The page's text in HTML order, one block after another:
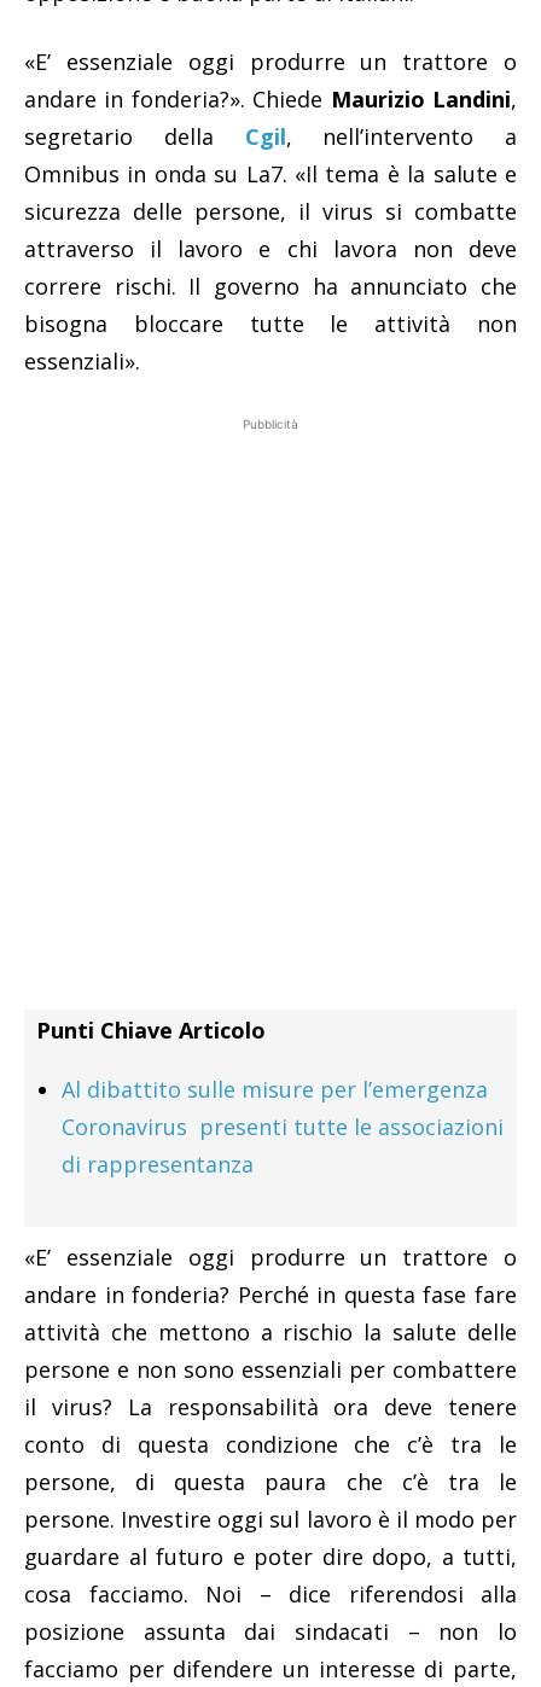
«E’ essenziale oggi produrre un trattore o
andare in fonderia?». Chiede Maurizio Landini,
segretario della Cgil, nell’intervento a
Omnibus in onda su La7. «Il tema è la salute e
sicurezza delle persone, il virus si combatte
attraverso il lavoro e chi lavora non deve
correre rischi. Il governo ha annunciato che
bisogna bloccare tutte le attività non
essenziali».
Pubblicità
Punti Chiave Articolo
Al dibattito sulle misure per l’emergenza
Coronavirus presenti tutte le associazioni
di rappresentanza
«E’ essenziale oggi produrre un trattore o
andare in fonderia? Perché in questa fase fare
attività che mettono a rischio la salute delle
persone e non sono essenziali per combattere
il virus? La responsabilità ora deve tenere
conto di questa condizione che c’è tra le
persone, di questa paura che c’è tra le
persone. Investire oggi sul lavoro è il modo per
guardare al futuro e poter dire dopo, a tutti,
cosa facciamo. Noi – dice riferendosi alla
posizione assunta dai sindacati – non lo
facciamo per difendere un interesse di parte,